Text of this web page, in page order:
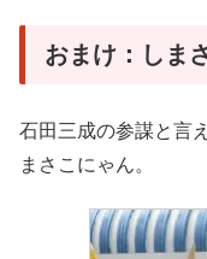
おまけ：しま
石田三成の参謀と言
まさこにゃん。